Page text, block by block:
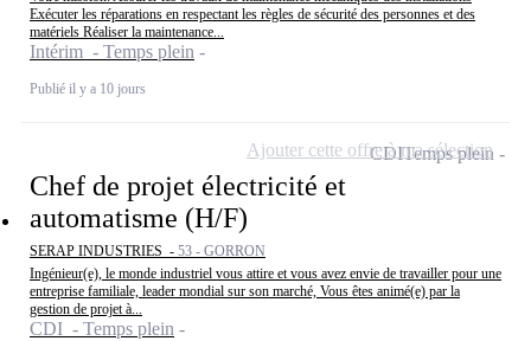
Exécuter les réparations en respectant les règles de sécurité des personnes et des
matériels Réaliser la maintenance...
Intérim - Temps plein
Publié il y a 10 jours
Chef de projet électricité et
automatisme (H/F)
SERAP INDUSTRIES - 53 - GORRON
Ingénieur(e), le monde industriel vous attire et vous avez envie de travailler pour une
entreprise familiale, leader mondial sur son marché, Vous êtes animé(e) par la
gestion de projet à...
CDI - Temps plein
CDITemps plein
Ajouter cette offre à ma sélection